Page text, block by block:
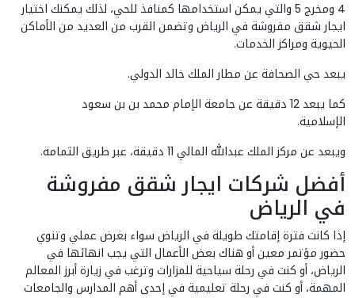
4 ومخرج 5 والتي يمكن استخدامها كمنافذ للحي، لذلك يمكنك اختيار
ايجار شقق مفروشة في الرياض وتضمن القرب من العديد من الأماكن
الحيوية ومراكز الخدمات.
يبعد حي الصحافة عن مطار الملك خالد الدولي.
كما يبعد 12 دقيقة عن جامعة الإمام محمد بن بن سعود
الإسلامية.
ويبعد عن مركز الملك عبدالله المالي 11 دقيقة، عبر طريق الثمامة.
أفضل شركات ايجار شقق مفروشة
في الرياض
إذا كانت فترة إقامتك طويلة في الرياض سواء بغرض عملي وتنوي
حضور مؤتمر معين أو هناك بعض الأعمال التي يجب انهائها في
الرياض، أو كنت في رحلة سياحية للمزارات وترغب في زيارة أبرز المعالم
المهمة، أو كنت في رحلة تعليمية في إحدى أهم المدارس والجامعات